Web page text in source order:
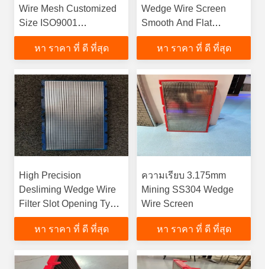
Wire Mesh Customized
Size ISO9001
Certification
หา ราคา ที่ ดี ที่สุด
Wedge Wire Screen
Smooth And Flat
Surface SGS
Testfunction gtElInit()
'th', function () {});}
หา ราคา ที่ ดี ที่สุด
High Precision
Desliming Wedge Wire
Filter Slot Opening Type
Profile Wire
Screenfunction gtElInit()
google.translate.TranslateService();lib.translatePage('en',
หา ราคา ที่ ดี ที่สุด
ความเรียบ 3.175mm
Mining SS304 Wedge
Wire Screen
หา ราคา ที่ ดี ที่สุด